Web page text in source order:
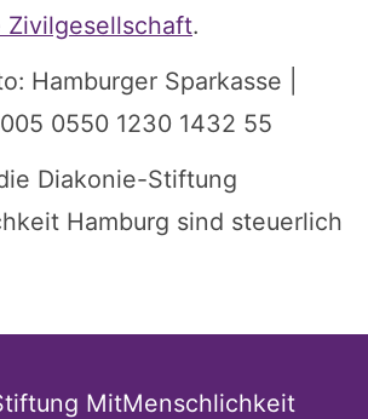
Zivilgesellschaft.
Hamburger Sparkasse |
0550 1230 1432 55
Diakonie-Stiftung
Hamburg sind steuerlich
MitMenschlichkeit